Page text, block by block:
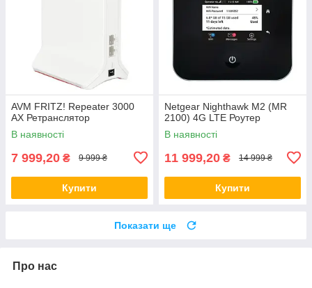
AVM FRITZ! Repeater 3000
AX Ретранслятор
В наявності
7 999,20 ₴ 9 999 ₴
Купити
Netgear Nighthawk M2 (MR
2100) 4G LTE Роутер
В наявності
11 999,20 ₴ 14 999 ₴
Купити
Показати ще
Про нас